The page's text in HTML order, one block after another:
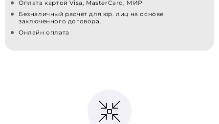
Оплата картой Visa, MasterCard, МИР
Безналичный расчет для юр. лиц на основе
заключенного договора.
Онлайн оплата